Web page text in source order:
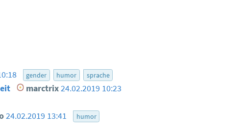
gender humor sprache
marctrix24.02.2019 10:23
24.02.2019 13:41 humor